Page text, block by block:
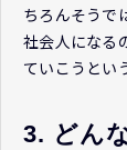
ちろんそうで
社会人になる
ていこうとい
3. どん